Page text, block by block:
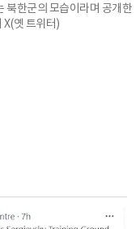
북한군의 모습이라며 공개한
X(옛 트위터)